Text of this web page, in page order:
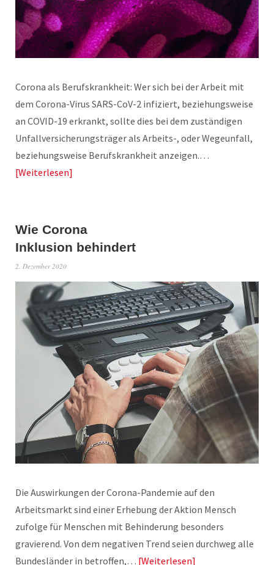
Corona als Berufskrankheit: Wer sich bei der Arbeit mit
dem Corona-Virus SARS-CoV-2 infiziert, beziehungsweise
an COVID-19 erkrankt, sollte dies bei dem zuständigen
Unfallversicherungsträger als Arbeits-, oder Wegeunfall,
beziehungsweise Berufskrankheit anzeigen.…
Weiterlesen
Wie Corona
Inklusion behindert
2. Dezember 2020
Die Auswirkungen der Corona-Pandemie auf den
Arbeitsmarkt sind einer Erhebung der Aktion Mensch
zufolge für Menschen mit Behinderung besonders
gravierend. Von dem negativen Trend seien durchweg alle
Bundesländer in betroffen,… Weiterlesen